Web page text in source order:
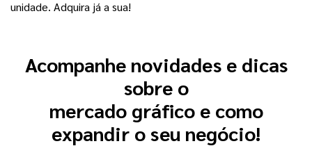
unidade. Adquira já a sua!
Acompanhe novidades e dicas
sobre o
mercado gráfico e como
expandir o seu negócio!